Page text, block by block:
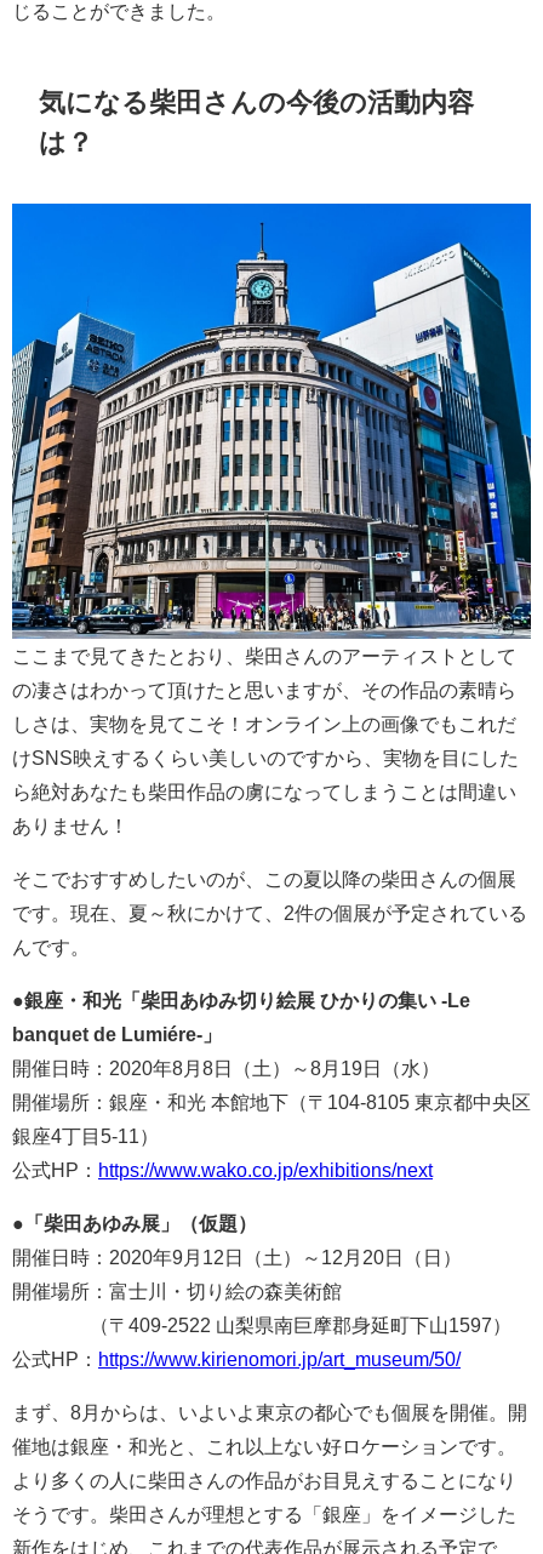
じることができました。
気になる柴田さんの今後の活動内容
は？
ここまで見てきたとおり、柴田さんのアーティストとして
の凄さはわかって頂けたと思いますが、その作品の素晴ら
しさは、実物を見てこそ！オンライン上の画像でもこれだ
けSNS映えするくらい美しいのですから、実物を目にした
ら絶対あなたも柴田作品の虜になってしまうことは間違い
ありません！
そこでおすすめしたいのが、この夏以降の柴田さんの個展
です。現在、夏～秋にかけて、2件の個展が予定されている
んです。
●銀座・和光「柴田あゆみ切り絵展 ひかりの集い -Le
banquet de Lumiére-」
開催日時：2020年8月8日（土）～8月19日（水）
開催場所：銀座・和光 本館地下（〒104-8105 東京都中央区
銀座4丁目5-11）
公式HP： https://www.wako.co.jp/exhibitions/next
● 「柴田あゆみ展」（仮題）
開催日時：2020年9月12日（土）～12月20日（日）
開催場所：富士川・切り絵の森美術館
（〒409-2522 山梨県南巨摩郡身延町下山1597）
公式HP： https://www.kirienomori.jp/art_museum/50/
まず、8月からは、いよいよ東京の都心でも個展を開催。開
催地は銀座・和光と、これ以上ない好ロケーションです。
より多くの人に柴田さんの作品がお目見えすることになり
そうです。柴田さんが理想とする「銀座」をイメージした
新作をはじめ、これまでの代表作品が展示される予定で